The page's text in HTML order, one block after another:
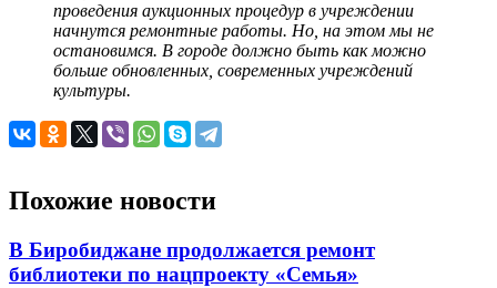
проведения аукционных процедур в учреждении
начнутся ремонтные работы. Но, на этом мы не
остановимся. В городе должно быть как можно
больше обновленных, современных учреждений
культуры.
Похожие новости
В Биробиджане продолжается ремонт
библиотеки по нацпроекту «Семья»